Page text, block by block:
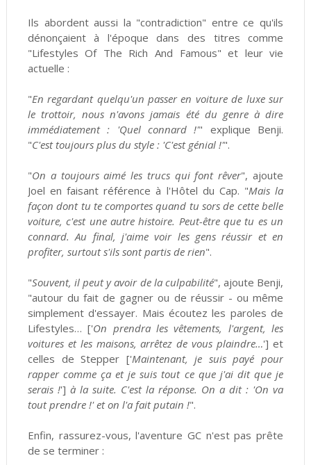
Ils abordent aussi la "contradiction" entre ce qu'ils
dénonçaient à l'époque dans des titres comme
"Lifestyles Of The Rich And Famous" et leur vie
actuelle :
"En regardant quelqu'un passer en voiture de luxe sur
le trottoir, nous n'avons jamais été du genre à dire
immédiatement : 'Quel connard !'" explique Benji.
"C'est toujours plus du style : 'C'est génial !'".
"On a toujours aimé les trucs qui font rêver", ajoute
Joel en faisant référence à l'Hôtel du Cap. "Mais la
façon dont tu te comportes quand tu sors de cette belle
voiture, c'est une autre histoire. Peut-être que tu es un
connard. Au final, j'aime voir les gens réussir et en
profiter, surtout s'ils sont partis de rien".
"Souvent, il peut y avoir de la culpabilité", ajoute Benji,
"autour du fait de gagner ou de réussir - ou même
simplement d'essayer. Mais écoutez les paroles de
Lifestyles… ['On prendra les vêtements, l'argent, les
voitures et les maisons, arrêtez de vous plaindre…'] et
celles de Stepper ['Maintenant, je suis payé pour
rapper comme ça et je suis tout ce que j'ai dit que je
serais !'] à la suite. C'est la réponse. On a dit : 'On va
tout prendre !' et on l'a fait putain !".
Enfin, rassurez-vous, l'aventure GC n'est pas prête
de se terminer :